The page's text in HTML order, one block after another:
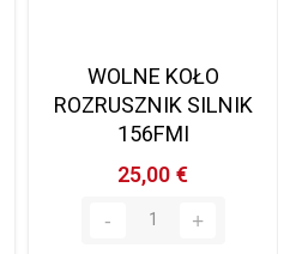
WOLNE KOŁO
ROZRUSZNIK SILNIK
156FMI
25,00 €